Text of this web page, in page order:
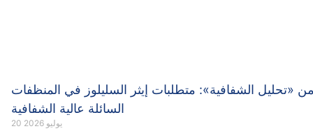
«تحليل الشفافية»: متطلبات إيثر السليلوز في المنظفات
السائلة عالية الشفافية
20 يوليو 2026